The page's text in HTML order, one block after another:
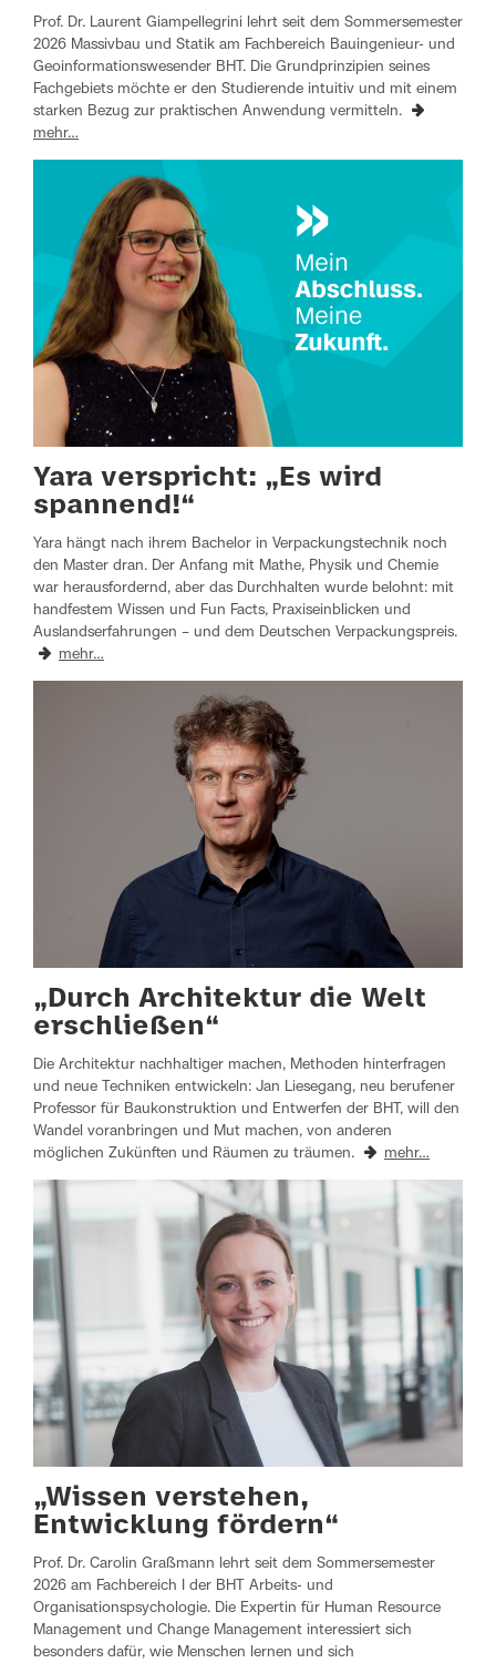
Prof. Dr. Laurent Giampellegrini lehrt seit dem Sommersemester
2026 Massivbau und Statik am Fachbereich Bauingenieur- und
Geoinformationswesender BHT. Die Grundprinzipien seines
Fachgebiets möchte er den Studierende intuitiv und mit einem
starken Bezug zur praktischen Anwendung vermitteln.
mehr…
Yara verspricht: „Es wird
spannend!“
Yara hängt nach ihrem Bachelor in Verpackungstechnik noch
den Master dran. Der Anfang mit Mathe, Physik und Chemie
war herausfordernd, aber das Durchhalten wurde belohnt: mit
handfestem Wissen und Fun Facts, Praxiseinblicken und
Auslandserfahrungen – und dem Deutschen Verpackungspreis.
mehr…
„Durch Architektur die Welt
erschließen“
Die Architektur nachhaltiger machen, Methoden hinterfragen
und neue Techniken entwickeln: Jan Liesegang, neu berufener
Professor für Baukonstruktion und Entwerfen der BHT, will den
Wandel voranbringen und Mut machen, von anderen
möglichen Zukünften und Räumen zu träumen.
mehr…
„Wissen verstehen,
Entwicklung fördern“
Prof. Dr. Carolin Graßmann lehrt seit dem Sommersemester
2026 am Fachbereich I der BHT Arbeits- und
Organisationspsychologie. Die Expertin für Human Resource
Management und Change Management interessiert sich
besonders dafür, wie Menschen lernen und sich